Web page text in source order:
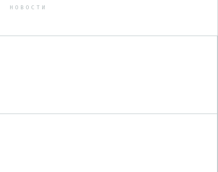
НОВОСТИ